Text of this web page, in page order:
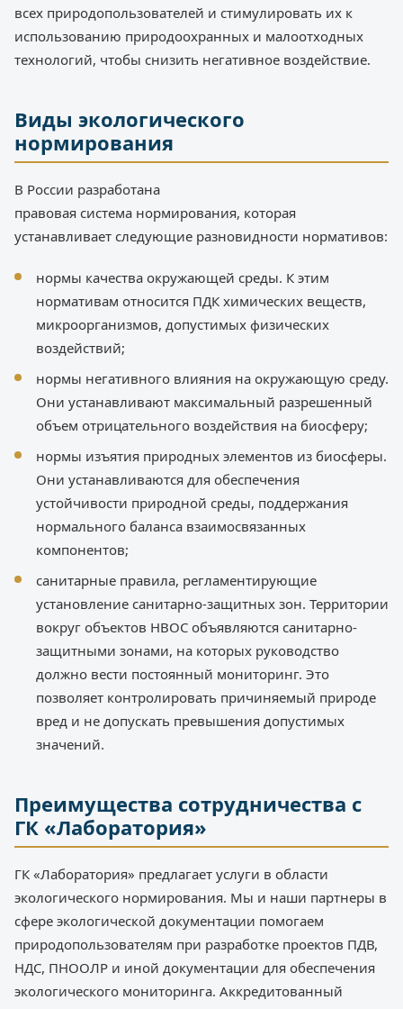
всех природопользователей и стимулировать их к
использованию природоохранных и малоотходных
технологий, чтобы снизить негативное воздействие.
Виды экологического
нормирования
В России разработана
правовая система нормирования, которая
устанавливает следующие разновидности нормативов:
нормы качества окружающей среды. К этим
нормативам относится ПДК химических веществ,
микроорганизмов, допустимых физических
воздействий;
нормы негативного влияния на окружающую среду.
Они устанавливают максимальный разрешенный
объем отрицательного воздействия на биосферу;
нормы изъятия природных элементов из биосферы.
Они устанавливаются для обеспечения
устойчивости природной среды, поддержания
нормального баланса взаимосвязанных
компонентов;
санитарные правила, регламентирующие
установление санитарно-защитных зон. Территории
вокруг объектов НВОС объявляются санитарно-
защитными зонами, на которых руководство
должно вести постоянный мониторинг. Это
позволяет контролировать причиняемый природе
вред и не допускать превышения допустимых
значений.
Преимущества сотрудничества с
ГК «Лаборатория»
ГК «Лаборатория» предлагает услуги в области
экологического нормирования. Мы и наши партнеры в
сфере экологической документации помогаем
природопользователям при разработке проектов ПДВ,
НДС, ПНООЛР и иной документации для обеспечения
экологического мониторинга. Аккредитованный